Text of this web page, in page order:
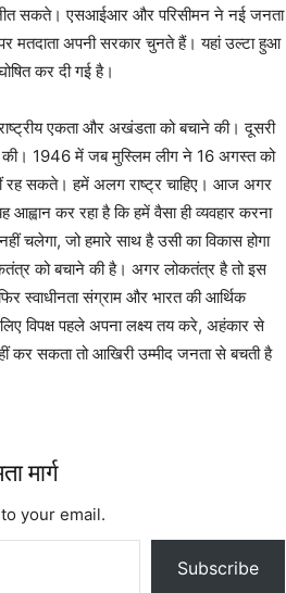
सकते। एसआईआर और परिसीमन ने नई जनता
मतदाता अपनी सरकार चुनते हैं। यहां उल्टा हुआ
कर दी गई है।
एकता और अखंडता को बचाने की। दूसरी
1946 में जब मुस्लिम लीग ने 16 अगस्त को
रह सकते। हमें अलग राष्ट्र चाहिए। आज अगर
कर रहा है कि हमें वैसा ही व्यवहार करना
चलेगा, जो हमारे साथ है उसी का विकास होगा
को बचाने की है। अगर लोकतंत्र है तो इस
स्वाधीनता संग्राम और भारत की आर्थिक
विपक्ष पहले अपना लक्ष्य तय करे, अहंकार से
कर सकता तो आखिरी उम्मीद जनता से बचती है
मार्ग
your email.
Subscribe